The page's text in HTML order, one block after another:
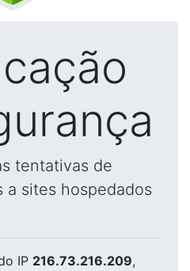
tentativas de
a sites hospedados
IP 216.73.216.209,